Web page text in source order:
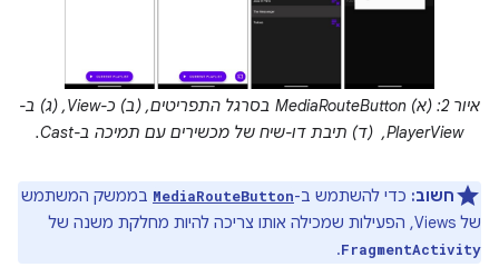
איור 2: (א) MediaRouteButton בסרגל התפריטים, (ב) כ-View,‏ (ג) ב-
PlayerView, ‏ (ד) תיבת דו-שיח של מכשירים עם תמיכה ב-Cast.
חשוב: כדי להשתמש ב-MediaRouteButton בממשק המשתמש
של Views, הפעילות שמכילה אותו צריכה להיות מחלקת משנה של
FragmentActivity
.